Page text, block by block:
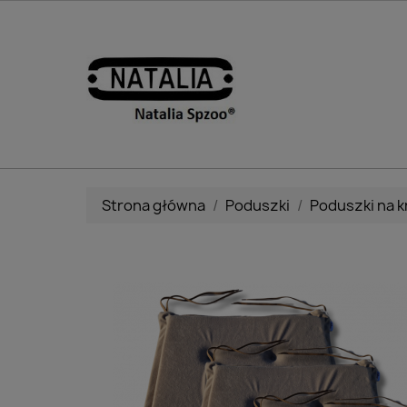
Strona główna Poduszki Poduszki na